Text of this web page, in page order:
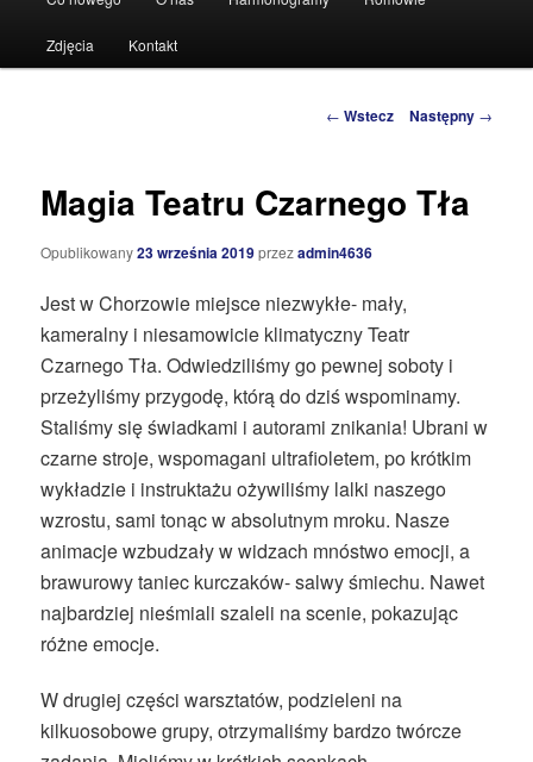
do
Zdjęcia Kontakt
Zobacz
← Wstecz Następny →
Magia Teatru Czarnego Tła
Opublikowany23 września 2019przezadmin4636
Jest w Chorzowie miejsce niezwykłe- mały,
kameralny i niesamowicie klimatyczny Teatr
Czarnego Tła. Odwiedziliśmy go pewnej soboty i
przeżyliśmy przygodę, którą do dziś wspominamy.
Staliśmy się świadkami i autorami znikania! Ubrani w
czarne stroje, wspomagani ultrafioletem, po krótkim
wykładzie i instruktażu ożywiliśmy lalki naszego
wzrostu, sami tonąc w absolutnym mroku. Nasze
animacje wzbudzały w widzach mnóstwo emocji, a
brawurowy taniec kurczaków- salwy śmiechu. Nawet
najbardziej nieśmiali szaleli na scenie, pokazując
różne emocje.
W drugiej części warsztatów, podzieleni na
kilkuosobowe grupy, otrzymaliśmy bardzo twórcze